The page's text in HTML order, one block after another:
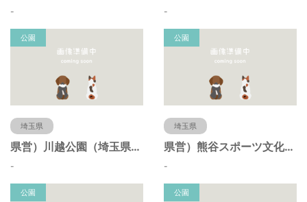
- -
公園
埼玉県
県営）川越公園（埼玉県川越市）
-
公園
埼玉県
県営）熊谷スポーツ文化公園（埼玉県熊谷市）
-
公園 公園